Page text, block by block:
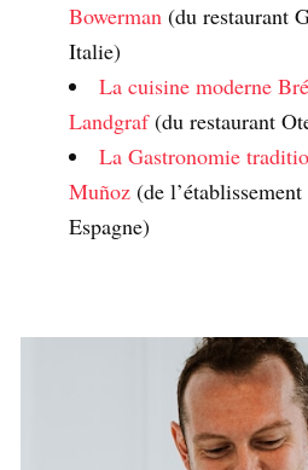
Bowerman (du restaurant
Italie)
La cuisine moderne
Landgraf(du restaurant
La Gastronomie
Muñoz (de
Espagne)